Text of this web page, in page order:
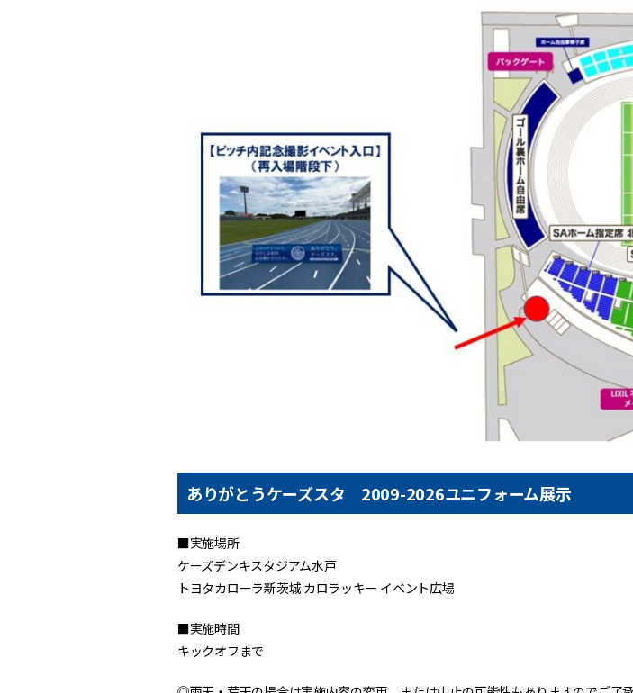
ありがとうケーズスタ 2009-2026ユニフォーム展示
■実施場所
ケーズデンキスタジアム水戸
トヨタカローラ新茨城 カロラッキー イベント広場
■実施時間
キックオフまで